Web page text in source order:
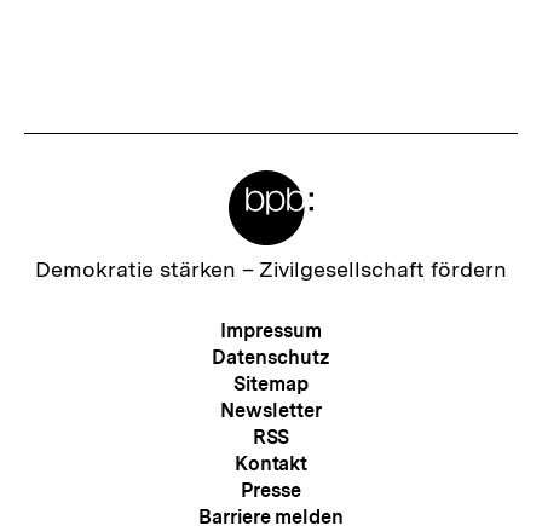
Zur
Demokratie stärken – Zivilgesellschaft fördern
Meta-
Navigation
Impressum
Datenschutz
Sitemap
Newsletter
RSS
Kontakt
Presse
Barriere melden